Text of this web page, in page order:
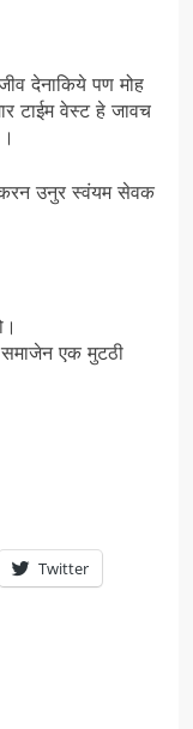
देनाकिये पण मोह
टाईम वेस्ट हे जावच
उनुर स्वंयम सेवक
समाजेन एक मुटठी
Twitter